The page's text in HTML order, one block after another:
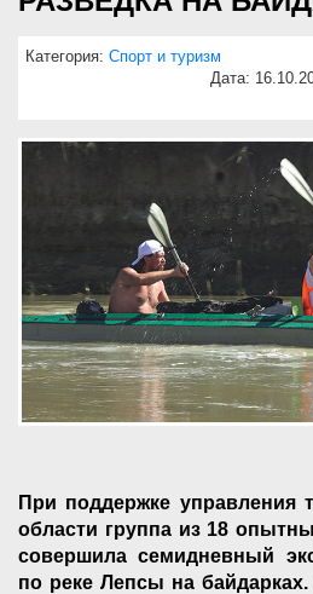
Категория: Спорт и туризм
Дата:
При поддержке управления
области группа из 18
совершила семидневный
по реке Лепсы на